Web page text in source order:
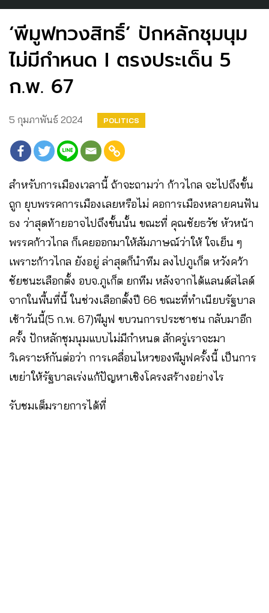
‘พีมูฟทวงสิทธิ์’ ปักหลักชุมนุม
ไม่มีกำหนด I ตรงประเด็น 5
ก.พ. 67
5 กุมภาพันธ์ 2024 POLITICS
สำหรับการเมืองเวลานี้ ถ้าจะถามว่า ก้าวไกล จะไปถึงขั้น
ถูก ยุบพรรคการเมืองเลยหรือไม่ คอการเมืองหลายคนฟัน
ธง ว่าสุดท้ายอาจไปถึงขั้นนั้น ขณะที่ คุณชัยธวัช หัวหน้า
พรรคก้าวไกล ก็เคยออกมาให้สัมภาษณ์ว่าให้ ใจเย็น ๆ
เพราะก้าวไกล ยังอยู่ ล่าสุดก็นำทีม ลงไปภูเก็ต หวังคว้า
ชัยชนะเลือกตั้ง อบจ.ภูเก็ต ยกทีม หลังจากได้แลนด์สไลด์
จากในพื้นที่นี้ ในช่วงเลือกตั้งปี 66 ขณะที่ทำเนียบรัฐบาล
เช้าวันนี้(5 ก.พ. 67)พีมูฟ ขบวนการประชาชน กลับมาอีก
ครั้ง ปักหลักชุมนุมแบบไม่มีกำหนด สักครู่เราจะมา
วิเคราะห์กันต่อว่า การเคลื่อนไหวของพีมูฟครั้งนี้ เป็นการ
เขย่าให้รัฐบาลเร่งแก้ปัญหาเชิงโครงสร้างอย่างไร
รับชมเต็มรายการได้ที่